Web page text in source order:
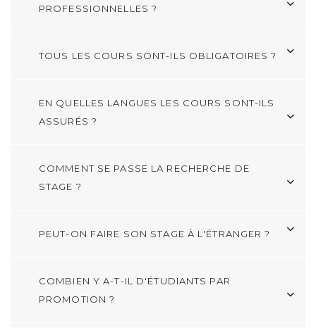
PROFESSIONNELLES ?
TOUS LES COURS SONT-ILS OBLIGATOIRES ?
EN QUELLES LANGUES LES COURS SONT-ILS
ASSURÉS ?
COMMENT SE PASSE LA RECHERCHE DE
STAGE ?
PEUT-ON FAIRE SON STAGE À L'ÉTRANGER ?
COMBIEN Y A-T-IL D'ÉTUDIANTS PAR
PROMOTION ?